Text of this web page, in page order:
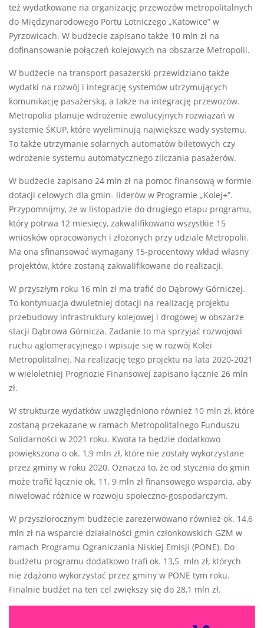
też wydatkowane na organizację przewozów metropolitalnych
do Międzynarodowego Portu Lotniczego „Katowice” w
Pyrzowicach. W budżecie zapisano także 10 mln zł na
dofinansowanie połączeń kolejowych na obszarze Metropolii.
W budżecie na transport pasażerski przewidziano także
wydatki na rozwój i integrację systemów utrzymujących
komunikację pasażerską, a także na integrację przewozów.
Metropolia planuje wdrożenie ewolucyjnych rozwiązań w
systemie ŚKUP, które wyeliminują największe wady systemu.
To także utrzymanie solarnych automatów biletowych czy
wdrożenie systemu automatycznego zliczania pasażerów.
W budżecie zapisano 24 mln zł na pomoc finansową w formie
dotacji celowych dla gmin- liderów w Programie „Kolej+”.
Przypomnijmy, że w listopadzie do drugiego etapu programu,
który potrwa 12 miesięcy, zakwalifikowano wszystkie 15
wniosków opracowanych i złożonych przy udziale Metropolii.
Ma ona sfinansować wymagany 15-procentowy wkład własny
projektów, które zostaną zakwalifikowane do realizacji.
W przyszłym roku 16 mln zł ma trafić do Dąbrowy Górniczej.
To kontynuacja dwuletniej dotacji na realizację projektu
przebudowy infrastruktury kolejowej i drogowej w obszarze
stacji Dąbrowa Górnicza. Zadanie to ma sprzyjać rozwojowi
ruchu aglomeracyjnego i wpisuje się w rozwój Kolei
Metropolitalnej. Na realizację tego projektu na lata 2020-2021
w wieloletniej Prognozie Finansowej zapisano łącznie 26 mln
zł.
W strukturze wydatków uwzględniono również 10 mln zł, które
zostaną przekazane w ramach Metropolitalnego Funduszu
Solidarności w 2021 roku. Kwota ta będzie dodatkowo
powiększona o ok. 1,9 mln zł, które nie zostały wykorzystane
przez gminy w roku 2020. Oznacza to, że od stycznia do gmin
może trafić łącznie ok. 11, 9 mln zł finansowego wsparcia, aby
niwelować różnice w rozwoju społeczno-gospodarczym.
W przyszłorocznym budżecie zarezerwowano również ok. 14,6
mln zł na wsparcie działalności gmin członkowskich GZM w
ramach Programu Ograniczania Niskiej Emisji (PONE). Do
budżetu programu dodatkowo trafi ok. 13,5 mln zł, których
nie zdążono wykorzystać przez gminy w PONE tym roku.
Finalnie budżet na ten cel zwiększy się do 28,1 mln zł.